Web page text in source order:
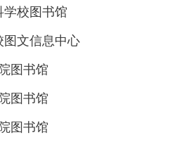
学校图书馆
图文信息中心
图书馆
图书馆
图书馆